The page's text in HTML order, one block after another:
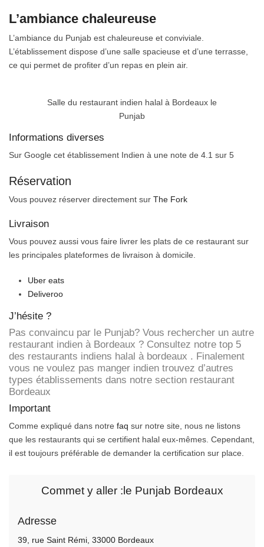
L’ambiance chaleureuse
L’ambiance du Punjab est chaleureuse et conviviale.
L’établissement dispose d’une salle spacieuse et d’une terrasse,
ce qui permet de profiter d’un repas en plein air.
Salle du restaurant indien halal à Bordeaux le
Punjab
Informations diverses
Sur Google cet établissement Indien à une note de 4.1 sur 5
Réservation
Vous pouvez réserver directement sur The Fork
Livraison
Vous pouvez aussi vous faire livrer les plats de ce restaurant sur
les principales plateformes de livraison à domicile.
Uber eats
Deliveroo
J’hésite ?
Pas convaincu par le Punjab? Vous rechercher un autre
restaurant indien à Bordeaux ? Consultez notre top 5
des restaurants indiens halal à bordeaux . Finalement
vous ne voulez pas manger indien trouvez d’autres
types établissements dans notre section restaurant
Bordeaux
Important
Comme expliqué dans notre faq sur notre site, nous ne listons
que les restaurants qui se certifient halal eux-mêmes. Cependant,
il est toujours préférable de demander la certification sur place.
Commet y aller :le Punjab Bordeaux
Adresse
39, rue Saint Rémi, 33000 Bordeaux